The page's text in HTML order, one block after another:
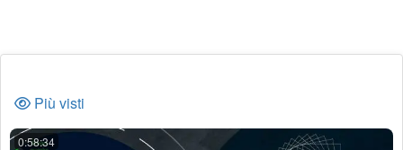
Più visti
0:58:34